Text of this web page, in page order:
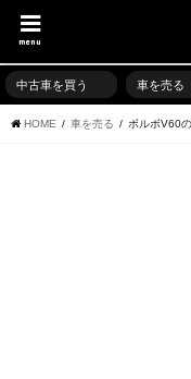
menu
中古車を買う 車を売る
HOME 車を売る ボルボV60